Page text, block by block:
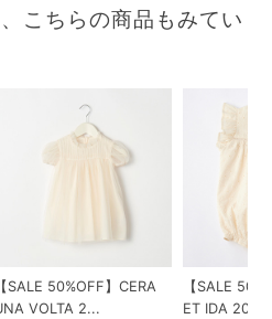
こちらの商品もみてい
【SALE 50%OFF】CERA
VOLTA 2...
【SALE
ET IDA 202...